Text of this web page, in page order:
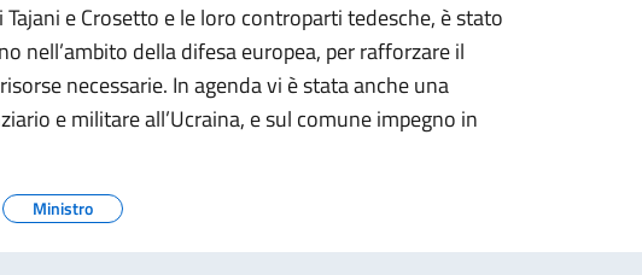
e Crosetto e le loro controparti tedesche, è stato
nell’ambito della difesa europea, per rafforzare il
necessarie. In agenda vi è stata anche una
e militare all’Ucraina, e sul comune impegno in
Ministro